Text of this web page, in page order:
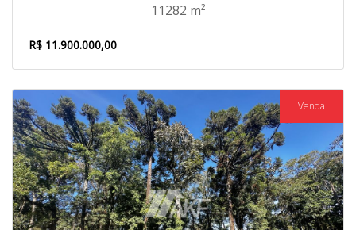
11282 m²
R$ 11.900.000,00
Venda